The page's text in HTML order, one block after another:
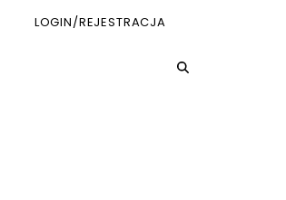
LOGIN/REJESTRACJA